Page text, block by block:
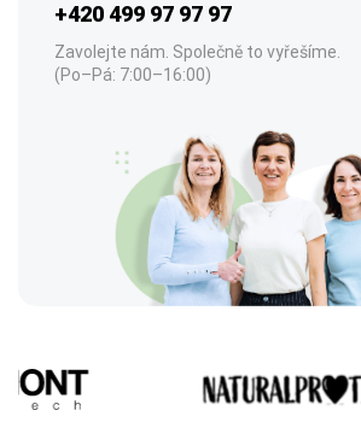
+420 499 97 97 97
Zavolejte nám. Společně to vyřešíme.
(Po–Pá: 7:00–16:00)